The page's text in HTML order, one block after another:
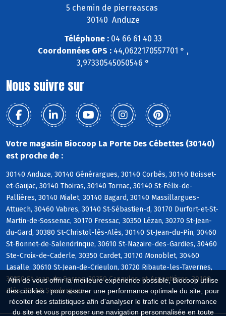
Afin de vous offrir la meilleure expérience possible, Biocoop utilise
des cookies : pour assurer une performance optimale du site, pour
récolter des statistiques afin d'analyser le trafic et la performance
du site et vous proposer une navigation personnalisée en toute
5 chemin de pierreascas
30140 Anduze
Téléphone : 04 66 61 40 33
Coordonnées GPS :44,0622170557701 ° ,
3,97330545050546 °
Nous suivre sur
Votre magasin Biocoop La Porte Des Cébettes (30140)
est proche de :
30140 Anduze, 30140 Générargues, 30140 Corbès, 30140 Boisset-
et-Gaujac, 30140 Thoiras, 30140 Tornac, 30140 St-Félix-de-
Pallières, 30140 Mialet, 30140 Bagard, 30140 Massillargues-
Attuech, 30460 Vabres, 30140 St-Sébastien-d, 30170 Durfort-et-St-
Martin-de-Sossenac, 30170 Fressac, 30350 Lézan, 30270 St-Jean-
du-Gard, 30380 St-Christol-lès-Alès, 30140 St-Jean-du-Pin, 30460
St-Bonnet-de-Salendrinque, 30610 St-Nazaire-des-Gardies, 30460
Ste-Croix-de-Caderle, 30350 Cardet, 30170 Monoblet, 30460
Lasalle, 30610 St-Jean-de-Crieulon, 30720 Ribaute-les-Tavernes,
30350 St-Jean-de-Serres, 30350 Canaules-et-Argentières, 30100
Alès, 30460 Soudorgues